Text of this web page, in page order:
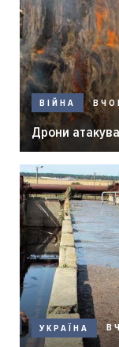
ВІЙНА
Дрони
УКРАЇНА